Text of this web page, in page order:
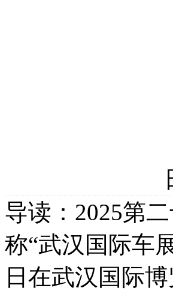
导读：2025第
称“武汉国际车
日在武汉国际